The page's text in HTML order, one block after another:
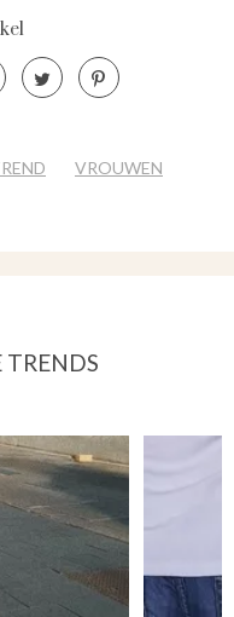
VROUWEN
TRENDS